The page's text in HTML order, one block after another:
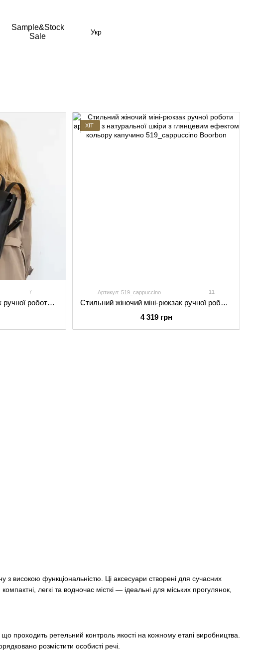
Sample&Stock
Sale
Укр
з високою функціональністю. Ці аксесуари створені для сучасних
легкі та водночас місткі — ідеальні для міських прогулянок,
проходить ретельний контроль якості на кожному етапі виробництва.
розмістити особисті речі.
7
Витончений жіночий рюкзак ручної роботи арт. 521 із натуральної шкіри чорного кольору
ХІТ
Артикул: 519_cappuccino 11
Стильний жіночий міні-рюкзак ручної роботи арт. 519 з натуральної шкіри з глянцевим ефектом кольору капучино
4 319 грн